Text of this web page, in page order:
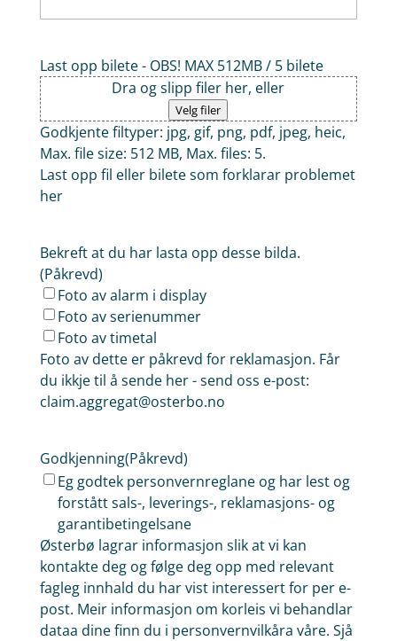
Last opp bilete - OBS! MAX 512MB / 5 bilete
Dra og slipp filer her, eller
Velg filer
Godkjente filtyper: jpg, gif, png, pdf, jpeg, heic,
Max. file size: 512 MB, Max. files: 5.
Last opp fil eller bilete som forklarar problemet
her
Bekreft at du har lasta opp desse bilda.
(Påkrevd)
Foto av alarm i display
Foto av serienummer
Foto av timetal
Foto av dette er påkrevd for reklamasjon. Får
du ikkje til å sende her - send oss e-post:
claim.aggregat@osterbo.no
Godkjenning(Påkrevd)
Eg godtek personvernreglane og har lest og
forstått sals-, leverings-, reklamasjons- og
garantibetingelsane
Østerbø lagrar informasjon slik at vi kan
kontakte deg og følge deg opp med relevant
fagleg innhald du har vist interessert for per e-
post. Meir informasjon om korleis vi behandlar
dataa dine finn du i personvernvilkåra våre. Sjå